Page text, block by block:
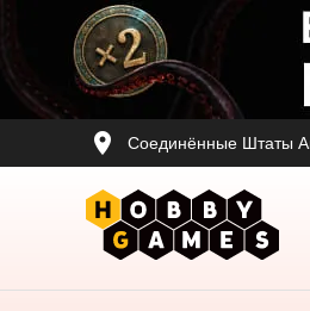
Соединённые Штаты